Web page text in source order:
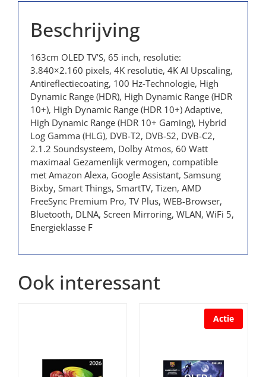
Beschrijving
163cm OLED TV’S, 65 inch, resolutie:
3.840×2.160 pixels, 4K resolutie, 4K AI Upscaling,
Antireflectiecoating, 100 Hz-Technologie, High
Dynamic Range (HDR), High Dynamic Range (HDR
10+), High Dynamic Range (HDR 10+) Adaptive,
High Dynamic Range (HDR 10+ Gaming), Hybrid
Log Gamma (HLG), DVB-T2, DVB-S2, DVB-C2,
2.1.2 Soundsysteem, Dolby Atmos, 60 Watt
maximaal Gezamenlijk vermogen, compatible
met Amazon Alexa, Google Assistant, Samsung
Bixby, Smart Things, SmartTV, Tizen, AMD
FreeSync Premium Pro, TV Plus, WEB-Browser,
Bluetooth, DLNA, Screen Mirroring, WLAN, WiFi 5,
Energieklasse F
Ook interessant
Actie